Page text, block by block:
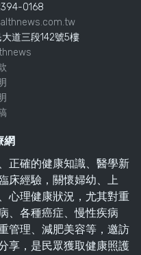
0168
道三段142號5樓
網
正確的健康知識、醫學新
床經驗，關懷婦幼、上
心理健康狀況，尤其對重
、各種癌症、慢性疾病
管理、減肥美容等，邀訪
享，是民眾獲取健康照護